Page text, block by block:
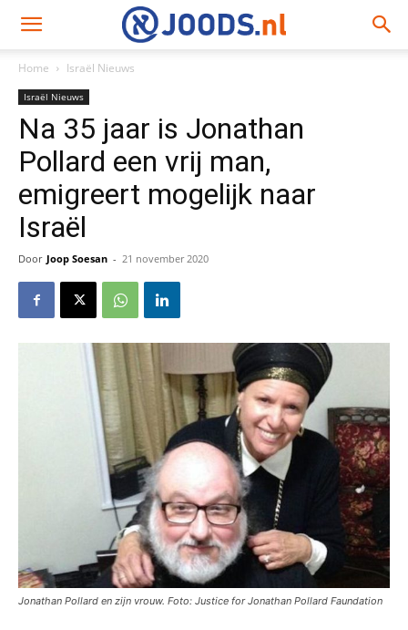
Home Israël Nieuws
Israël Nieuws
Na 35 jaar is Jonathan
Pollard een vrij man,
emigreert mogelijk naar
Israël
Door Joop Soesan - 21 november 2020
Jonathan Pollard en zijn vrouw. Foto: Justice for Jonathan Pollard Faundation